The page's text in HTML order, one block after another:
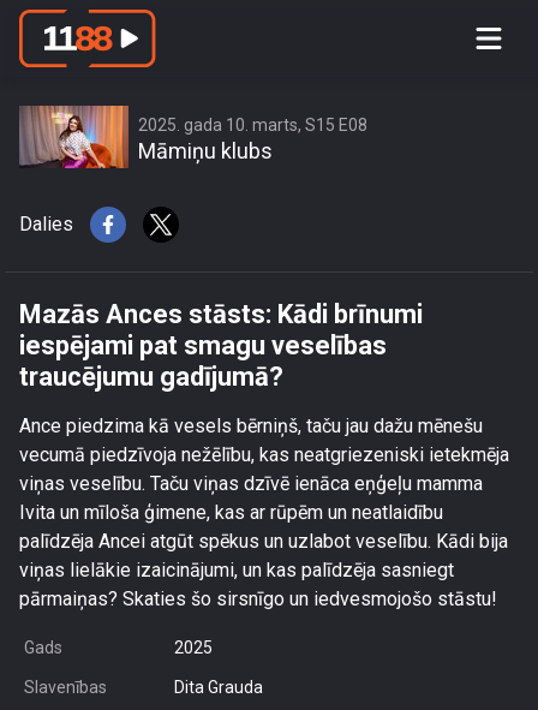
Mazās Ances stāsts: Kādi brīnumi
2025. gada 10. marts, S15 E08
Māmiņu klubs
Dalies
Mazās Ances stāsts: Kādi brīnumi
iespējami pat smagu veselības
traucējumu gadījumā?
Ance piedzima kā vesels bērniņš, taču jau dažu mēnešu
vecumā piedzīvoja nežēlību, kas neatgriezeniski ietekmēja
viņas veselību. Taču viņas dzīvē ienāca eņģeļu mamma
Ivita un mīloša ģimene, kas ar rūpēm un neatlaidību
palīdzēja Ancei atgūt spēkus un uzlabot veselību. Kādi bija
viņas lielākie izaicinājumi, un kas palīdzēja sasniegt
pārmaiņas? Skaties šo sirsnīgo un iedvesmojošo stāstu!
Gads 2025
Slavenības Dita Grauda